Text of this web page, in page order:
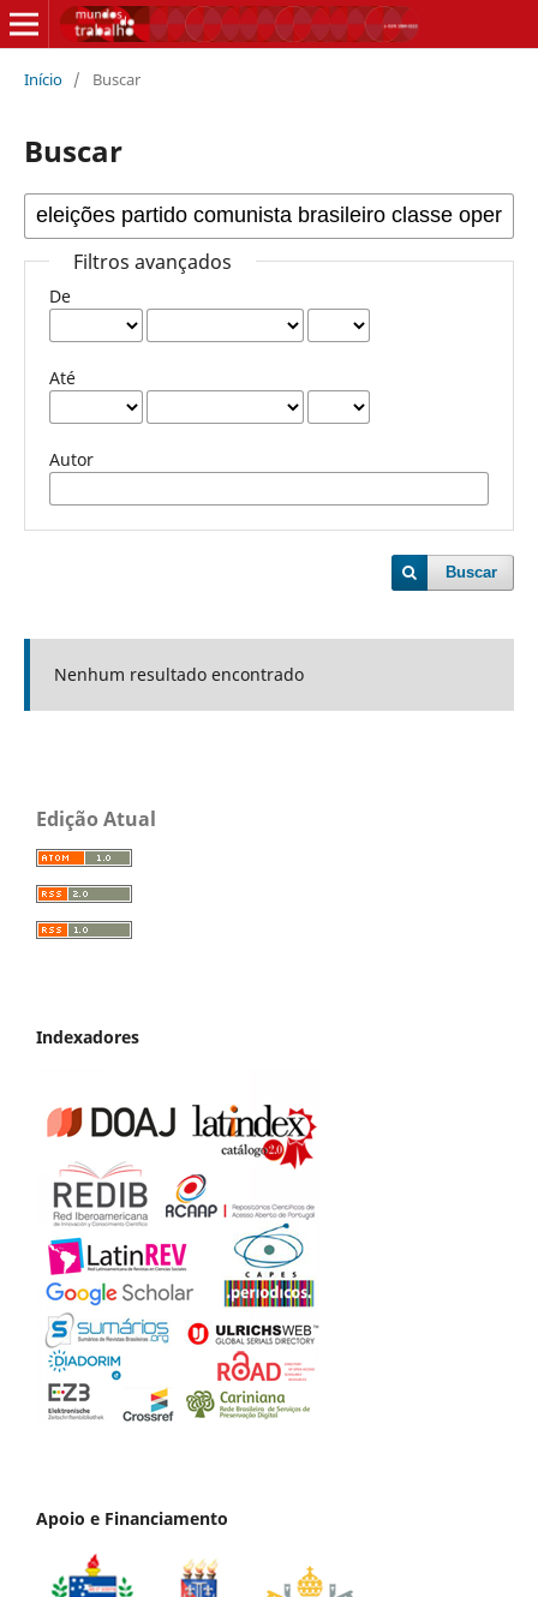
Início / Buscar
Buscar
Filtros avançados
De
Até
Autor
Buscar
Nenhum resultado encontrado
Edição Atual
Indexadores
Apoio e Financiamento